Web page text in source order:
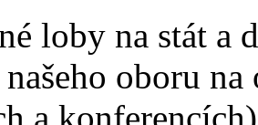
loby na stát a
oboru
a